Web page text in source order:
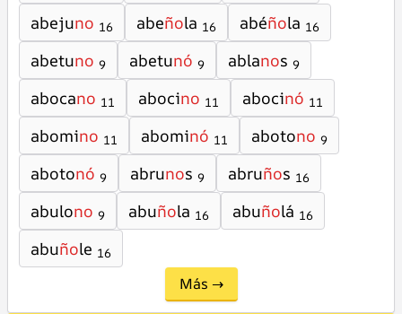
abejuno 16 abeñola 16 abéñola 16
abetuno 9 abetunó 9 ablanos 9
abocano 11 abocino 11 abocinó 11
abomino 11 abominó 11 abotono 9
abotonó 9 abrunos 9 abruños 16
abulono 9 abuñola 16 abuñolá 16
abuñole 16
Más →